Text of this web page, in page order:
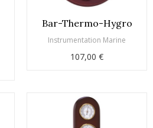
Bar-Thermo-Hygro
Instrumentation Marine
107,00 €